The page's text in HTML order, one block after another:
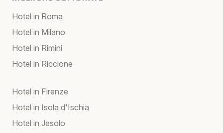
Hotel in Roma
Hotel in Milano
Hotel in Rimini
Hotel in Riccione
Hotel in Firenze
Hotel in Isola d'Ischia
Hotel in Jesolo